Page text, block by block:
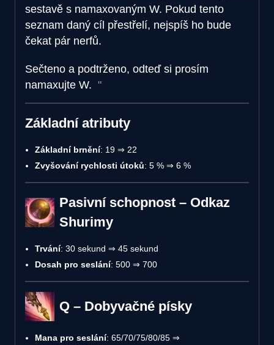
sestavě s namaxovaným W. Pokud tento
seznam daný cíl přestřelí, nejspíš ho bude
čekat pár nerfů.
Sečteno a podtrženo, odteď si prosím
namaxujte W.
Základní atributy
Základní brnění: 19 ⇒ 22
Zvyšování rychlosti útoků: 5 % ⇒ 6 %
Pasivní schopnost – Odkaz
Shurimy
Trvání: 30 sekund ⇒ 45 sekund
Dosah pro seslání: 500 ⇒ 700
Q – Dobyvačné písky
Mana pro seslání: 65/70/75/80/85 ⇒